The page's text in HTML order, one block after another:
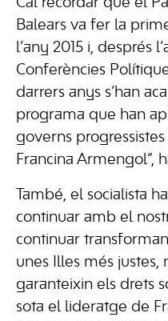
Cal recordar que el
Balears va fer la
l’any 2015 i, després
Conferències
darrers anys s’han
programa que han
governs
Francina Armengol”,
També, el socialista
continuar amb el
continuar
unes Illes més justes,
garanteixin els drets
sota el lideratge de